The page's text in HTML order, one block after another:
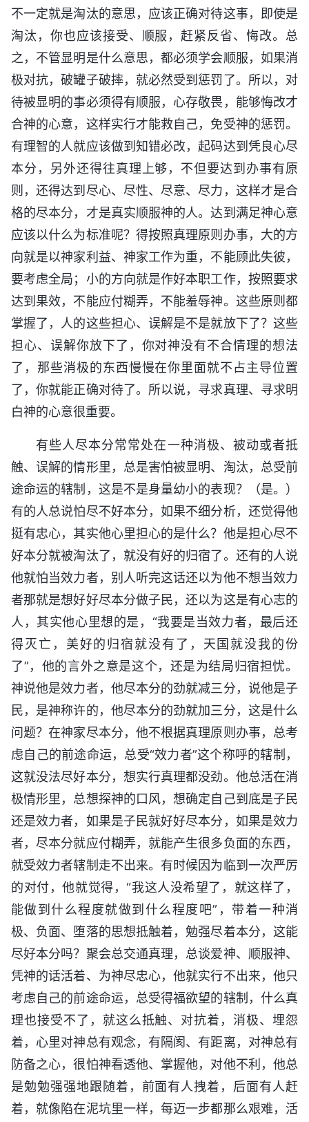
不一定就是淘汰的意思，应该正确对待这事，即使是
淘汰，你也应该接受、顺服，赶紧反省、悔改。总
之，不管显明是什么意思，都必须学会顺服，如果消
极对抗，破罐子破摔，就必然受到惩罚了。所以，对
待被显明的事必须得有顺服，心存敬畏，能够悔改才
合神的心意，这样实行才能救自己，免受神的惩罚。
有理智的人就应该做到知错必改，起码达到凭良心尽
本分，另外还得往真理上够，不但要达到办事有原
则，还得达到尽心、尽性、尽意、尽力，这样才是合
格的尽本分，才是真实顺服神的人。达到满足神心意
应该以什么为标准呢？得按照真理原则办事，大的方
向就是以神家利益、神家工作为重，不能顾此失彼，
要考虑全局；小的方向就是作好本职工作，按照要求
达到果效，不能应付糊弄，不能羞辱神。这些原则都
掌握了，人的这些担心、误解是不是就放下了？这些
担心、误解你放下了，你对神没有不合情理的想法
了，那些消极的东西慢慢在你里面就不占主导位置
了，你就能正确对待了。所以说，寻求真理、寻求明
白神的心意很重要。
有些人尽本分常常处在一种消极、被动或者抵
触、误解的情形里，总是害怕被显明、淘汰，总受前
途命运的辖制，这是不是身量幼小的表现？（是。）
有的人总说怕尽不好本分，如果不细分析，还觉得他
挺有忠心，其实他心里担心的是什么？他是担心尽不
好本分就被淘汰了，就没有好的归宿了。还有的人说
他就怕当效力者，别人听完这话还以为他不想当效力
者那就是想好好尽本分做子民，还以为这是有心志的
人，其实他心里想的是，“我要是当效力者，最后还
得灭亡，美好的归宿就没有了，天国就没我的份
了”，他的言外之意是这个，还是为结局归宿担忧。
神说他是效力者，他尽本分的劲就减三分，说他是子
民，是神称许的，他尽本分的劲就加三分，这是什么
问题？在神家尽本分，他不根据真理原则办事，总考
虑自己的前途命运，总受“效力者”这个称呼的辖制，
这就没法尽好本分，想实行真理都没劲。他总活在消
极情形里，总想探神的口风，想确定自己到底是子民
还是效力者，如果是子民就好好尽本分，如果是效力
者，尽本分就应付糊弄，就能产生很多负面的东西，
就受效力者辖制走不出来。有时候因为临到一次严厉
的对付，他就觉得，“我这人没希望了，就这样了，
能做到什么程度就做到什么程度吧”，带着一种消
极、负面、堕落的思想抵触着，勉强尽着本分，这能
尽好本分吗？聚会总交通真理，总谈爱神、顺服神、
凭神的话活着、为神尽忠心，他就实行不出来，他只
考虑自己的前途命运，总受得福欲望的辖制，什么真
理也接受不了，就这么抵触、对抗着，消极、埋怨
着，心里对神总有观念，有隔阂、有距离，对神总有
防备之心，很怕神看透他、掌握他，对他不利，他总
是勉勉强强地跟随着，前面有人拽着，后面有人赶
着，就像陷在泥坑里一样，每迈一步都那么艰难，活